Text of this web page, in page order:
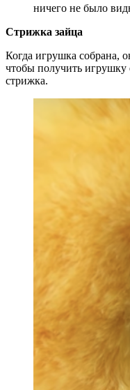
ничего не было
Стрижка зайца
Когда игрушка собрана,
чтобы получить игрушку
стрижка.